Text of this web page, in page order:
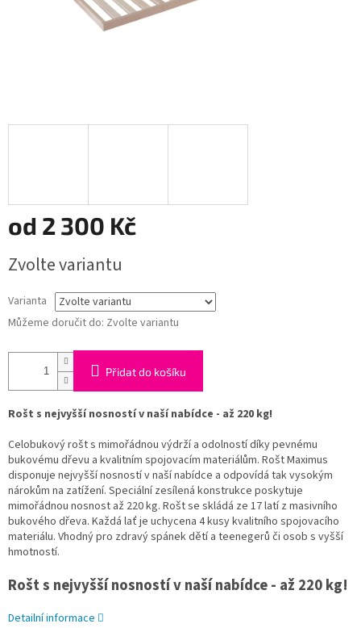
od 2 300 Kč
cena:
Zvolte variantu
Varianta
Můžeme doručit do: Zvolte variantu
Přidat do košíku
Rošt s nejvyšší nosností v naší nabídce - až 220 kg!
Celobukový rošt s mimořádnou výdrží a odolností díky pevnému
bukovému dřevu a kvalitním spojovacím materiálům. Rošt Maximus
disponuje nejvyšší nosností v naší nabídce a odpovídá tak vysokým
nárokům na zatížení. Speciální zesílená konstrukce poskytuje
mimořádnou nosnost až 220 kg. Rošt se skládá ze 17 latí z masivního
bukového dřeva. Každá lať je uchycena 4 kusy kvalitního spojovacího
materiálu. Vhodný pro zdravý spánek dětí a teenegerů či osob s vyšší
hmotností.
Rošt s nejvyšší nosností v naší nabídce - až 220 kg!
Detailní informace